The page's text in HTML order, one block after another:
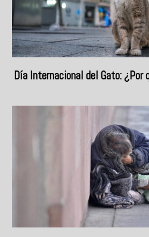
Día Internacional del Gato: ¿Por